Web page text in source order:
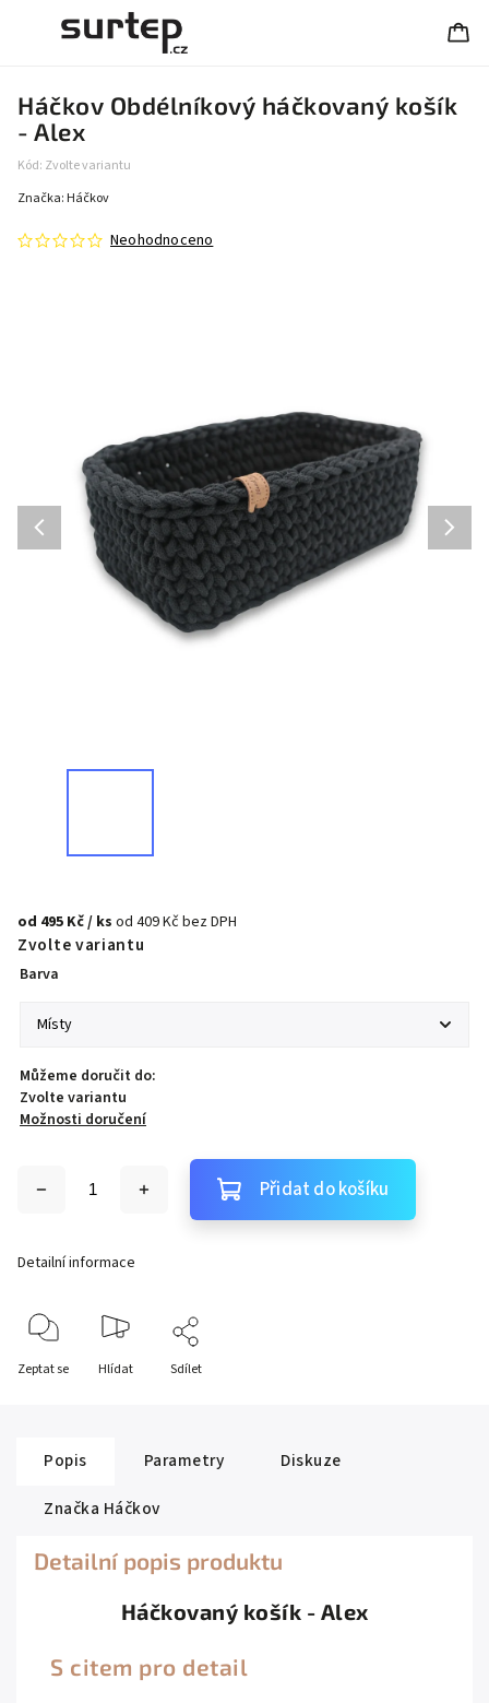
Háčkov Obdélníkový háčkovaný košík
- Alex
Kód: Zvolte variantu
Neohodnoceno
Značka: Háčkov
od 495 Kč/ ks od 409 Kčbez DPH
Zvolte variantu
Barva
Můžeme doručit do:
Zvolte variantu
Možnosti doručení
Přidat do košíku
Detailní informace
Zeptat se Hlídat Sdílet
Popis Parametry
Diskuze
Značka Háčkov
Detailní popis produktu
Háčkovaný košík - Alex
S citem pro detail